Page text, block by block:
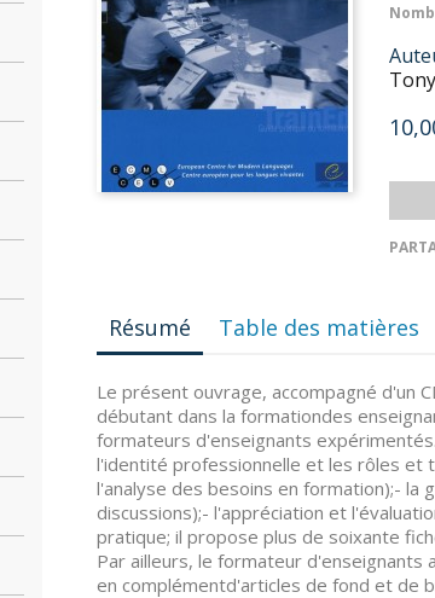
Résumé Table des matières
Le présent ouvrage, accompagné d'un
débutant dans la formationdes
formateurs d'enseignants
l'identité professionnelle et les rôles et
l'analyse des besoins en formation);- la
discussions);- l'appréciation et
pratique; il propose plus de soixante
Par ailleurs, le formateur
en complémentd'articles de fond et de